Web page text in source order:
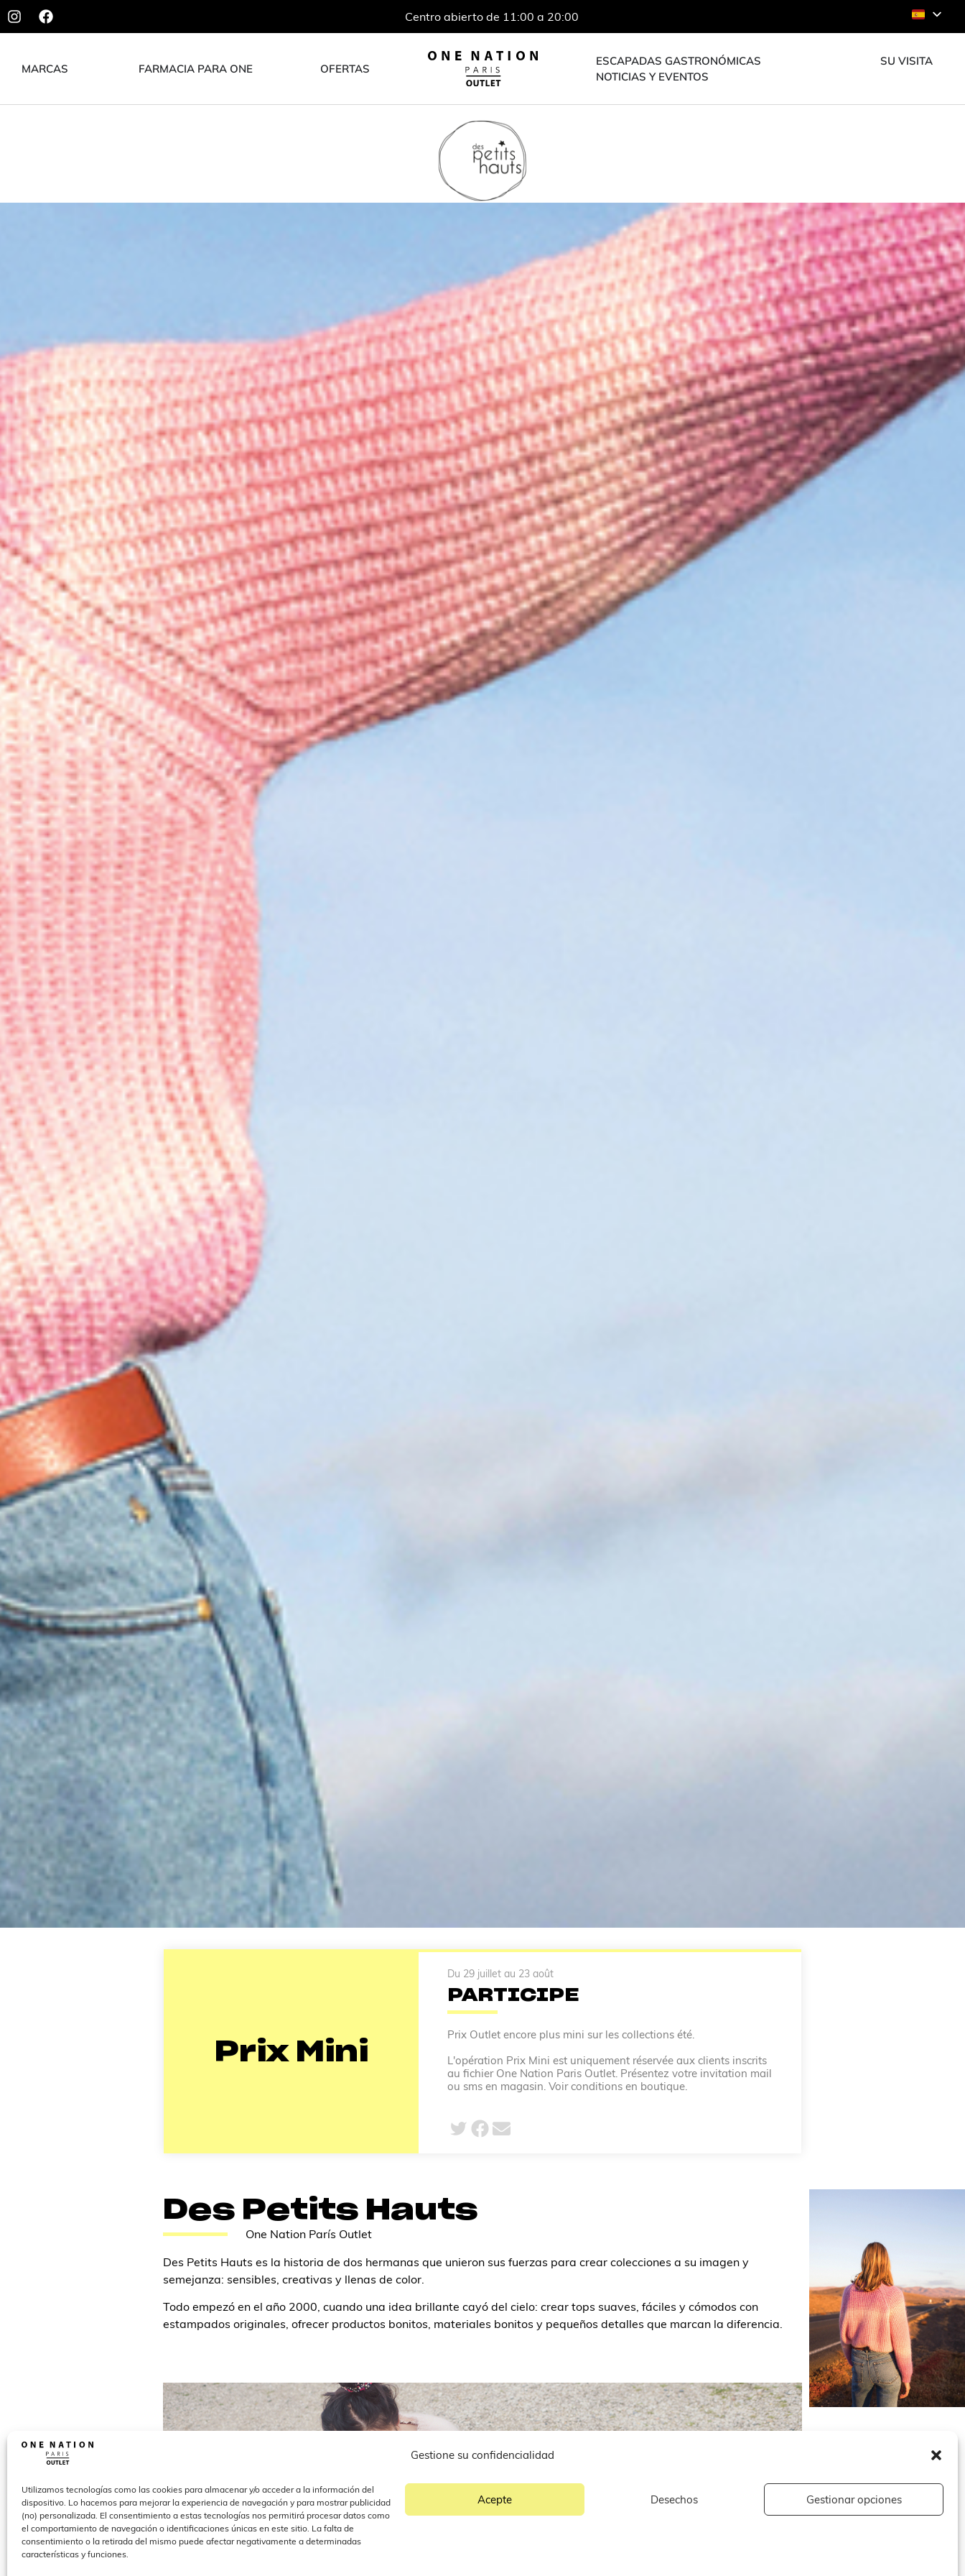
Gestione su confidencialidad
Utilizamos tecnologías como las cookies para almacenar y/o acceder a la información del
dispositivo. Lo hacemos para mejorar la experiencia de navegación y para mostrar publicidad
(no) personalizada. El consentimiento a estas tecnologías nos permitirá procesar datos como
el comportamiento de navegación o identificaciones únicas en este sitio. La falta de
consentimiento o la retirada del mismo puede afectar negativamente a determinadas
características y funciones.
Acepte Desechos Gestionar opciones
Centro abierto de 11:00 a 20:00
MARCAS FARMACIA PARA ONE OFERTAS
ESCAPADAS GASTRONÓMICAS
SU VISITA
NOTICIAS Y EVENTOS
Prix Mini
Du 29 juillet au 23 août
PARTICIPE
Prix Outlet encore plus mini sur les collections été.
L'opération Prix Mini est uniquement réservée aux clients inscrits
au fichier One Nation Paris Outlet. Présentez votre invitation mail
ou sms en magasin. Voir conditions en boutique.
Des Petits Hauts
One Nation París Outlet
Des Petits Hauts es la historia de dos hermanas que unieron sus fuerzas para crear colecciones a su imagen y
semejanza: sensibles, creativas y llenas de color.
Todo empezó en el año 2000, cuando una idea brillante cayó del cielo: crear tops suaves, fáciles y cómodos con
estampados originales, ofrecer productos bonitos, materiales bonitos y pequeños detalles que marcan la diferencia.